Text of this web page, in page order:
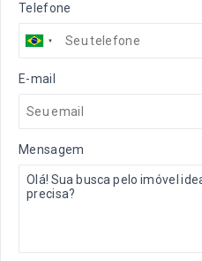
Telefone
E-mail
Mensagem